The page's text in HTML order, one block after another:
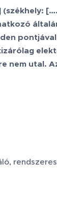
(székhely:
nem utal.